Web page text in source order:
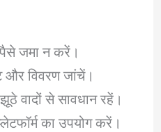
जमा न करें।
और विवरण जांचें।
वादों से सावधान रहें।
का उपयोग करें।